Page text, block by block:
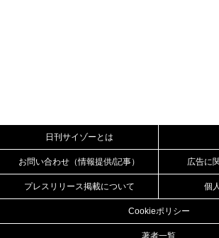
日刊サイゾーとは
お問い合わせ（情報提供/記事） 広告に
プレスリリース掲載について 個
Cookieポリシー
著者一覧